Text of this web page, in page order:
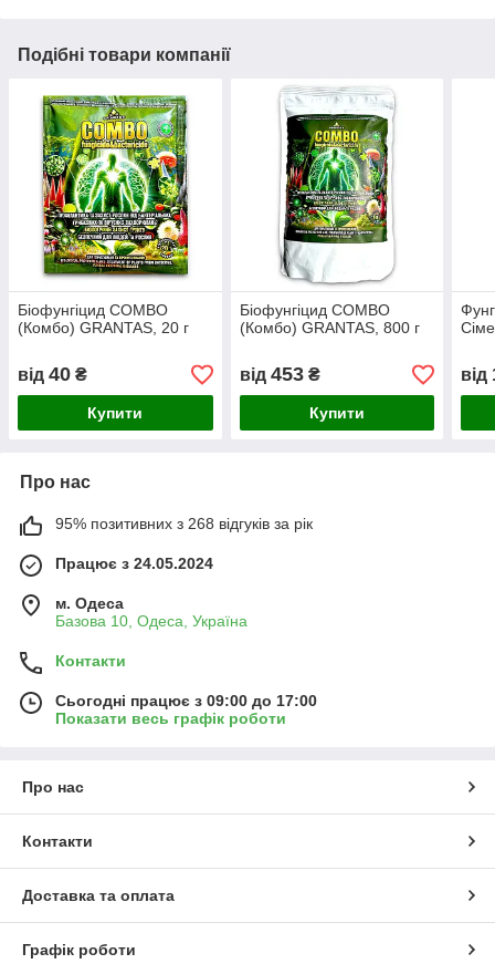
Подібні товари компанії
Біофунгіцид COMBO
(Комбо) GRANTAS, 20 г
від 40 ₴
Купити
Біофунгіцид COMBO
(Комбо) GRANTAS, 800 г
від 453₴
Купити
від
Про нас
95% позитивних з 268 відгуків за рік
Працює з 24.05.2024
м. Одеса
Базова 10, Одеса, Україна
Контакти
Сьогодні працює з 09:00 до 17:00
Показати весь графік роботи
Про нас
Контакти
Доставка та оплата
Графік роботи